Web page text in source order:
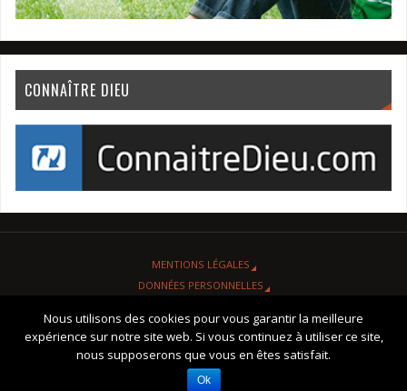
CONNAÎTRE DIEU
MENTIONS LÉGALES
DONNÉES PERSONNELLES
CONTACT
EGLISE APOSTOLIQUE DE FOURCHAMBAULT "L'EAU VIVE" © 1971 - 2026
Nous utilisons des cookies pour vous garantir la meilleure
expérience sur notre site web. Si vous continuez à utiliser ce site,
nous supposerons que vous en êtes satisfait.
Ok